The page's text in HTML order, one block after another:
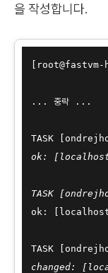
을 작성합니다.
... 중략 ...
TASK
ok:
TASK
ok:
TASK
changed: